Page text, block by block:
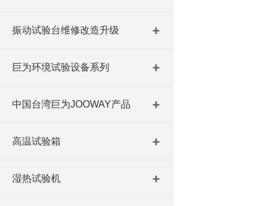
振动试验台维修改造升级
巨为环境试验设备系列
中国台湾巨为JOOWAY产品
高温试验箱
湿热试验机